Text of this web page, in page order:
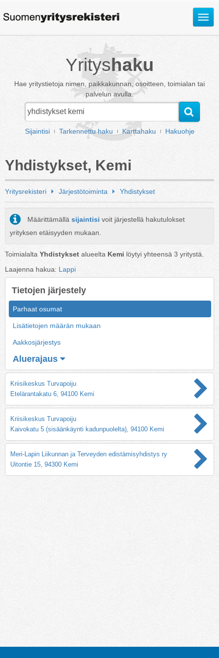
Avaa
Yrityshaku
Hae yritystietoja nimen, paikkakunnan, osoitteen, toimialan tai
palvelun avulla.
Sijaintisi Tarkennettu haku Karttahaku Hakuohje
Yhdistykset, Kemi
Yritysrekisteri Järjestötoiminta Yhdistykset
Määrittämällä sijaintisi voit järjestellä hakutulokset
yrityksen etäisyyden mukaan.
Toimialalta Yhdistykset alueelta Kemi löytyi yhteensä 3 yritystä.
Laajenna hakua: Lappi
Tietojen järjestely
Parhaat osumat
Lisätietojen määrän mukaan
Aakkosjärjestys
Aluerajaus
Kriisikeskus Turvapoiju
Etelärantakatu 6, 94100 Kemi
Kriisikeskus Turvapoiju
Kaivokatu 5 (sisäänkäynti kadunpuolelta), 94100 Kemi
Meri-Lapin Liikunnan ja Terveyden edistämisyhdistys ry
Uitontie 15, 94300 Kemi